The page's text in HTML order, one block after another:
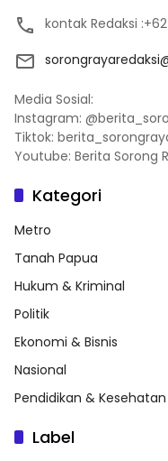
kontak Redaksi
Media Sosial:
Instagram:
Tiktok:
Youtube: Berita Sorong
Kategori
Metro
Tanah Papua
Hukum & Kriminal
Politik
Ekonomi & Bisnis
Nasional
Pendidikan & Kesehatan
Label